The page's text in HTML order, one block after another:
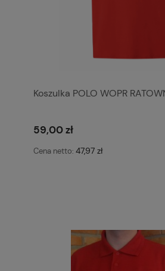
Koszulka POLO WOPR
59,00 zł
Cena netto: 47,97 zł